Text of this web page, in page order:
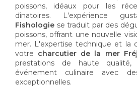
poissons, idéaux pour les
dînatoires. L'expérience
Fishologie se traduit par des
poissons, offrant une nouvelle
mer. L'expertise technique et la
votre charcutier de la mer
prestations de haute qualité,
événement culinaire avec
exceptionnelles.